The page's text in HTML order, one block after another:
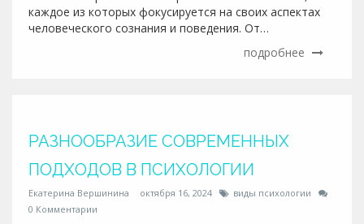
каждое из которых фокусируется на своих аспектах
человеческого сознания и поведения. От
классического психоанализа до современных
подходов, таких как когнитивно-поведенческая
подробнее
РАЗНООБРАЗИЕ СОВРЕМЕННЫХ
ПОДХОДОВ В ПСИХОЛОГИИ
Екатерина Вершинина октября 16, 2024
виды психологии
0 Комментарии